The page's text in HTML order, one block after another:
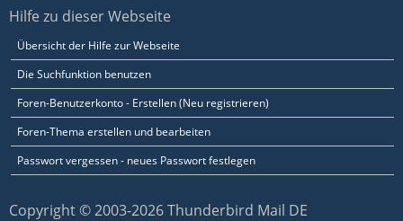
Hilfe zu dieser Webseite
Übersicht der Hilfe zur Webseite
Die Suchfunktion benutzen
Foren-Benutzerkonto - Erstellen (Neu registrieren)
Foren-Thema erstellen und bearbeiten
Passwort vergessen - neues Passwort festlegen
Copyright © 2003-2026 Thunderbird Mail DE